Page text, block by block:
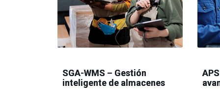
SGA-WMS – Gestión
inteligente de almacenes